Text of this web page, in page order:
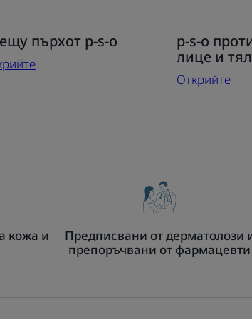
пърхот p-s-o
p-
s-
o
p-s-o
лице и
Открийте
кожа и
Предписвани от дерматолози
препоръчвани от фармацевти